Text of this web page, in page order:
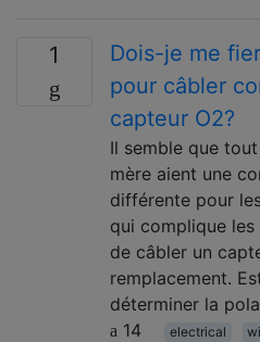
1
Dois-je me
pour câbler
capteur O2?
Il semble que
mère aient une
différente pour
qui complique
de câbler un
remplacement.
déterminer la
14
electrical